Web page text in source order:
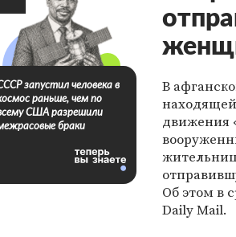
В
движения
Об этом в
Daily Mail.
запустил человека в
раньше, чем по
США разрешили
браки